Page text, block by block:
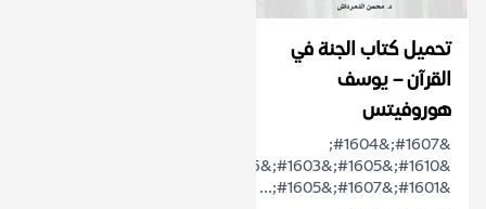
تحميل كتاب الجنة في
القرآن – يوسف
هوروفيتس
&#1607;&#1604;
&#1601;&#1607;&#1605;...